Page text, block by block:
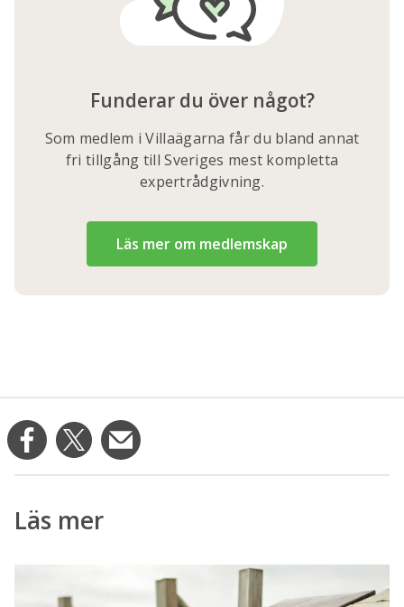
Funderar du över något?
Som medlem i Villaägarna får du bland annat
fri tillgång till Sveriges mest kompletta
expertrådgivning.
Läs mer om medlemskap
Läs mer